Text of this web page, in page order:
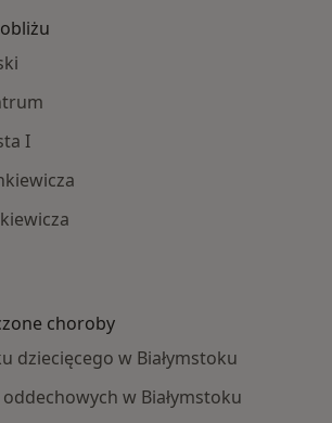
I
choroby
dziecięcego w Białymstoku
w Białymstoku